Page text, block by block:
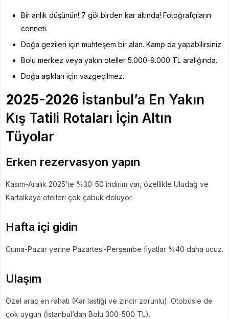
Bir anlık düşünün! 7 göl birden kar altında! Fotoğrafçıların
cenneti.
Doğa gezileri için muhteşem bir alan. Kamp da yapabilirsiniz.
Bolu merkez veya yakın oteller 5.000-9.000 TL aralığında.
Doğa aşıkları için vazgeçilmez.
2025-2026 İstanbul’a En Yakın
Kış Tatili Rotaları İçin Altın
Tüyolar
Erken rezervasyon yapın
Kasım-Aralık 2025’te %30-50 indirim var, özellikle Uludağ ve
Kartalkaya otelleri çok çabuk doluyor.
Hafta içi gidin
Cuma-Pazar yerine Pazartesi-Perşembe fiyatlar %40 daha ucuz.
Ulaşım
Özel araç en rahatı (Kar lastiği ve zincir zorunlu). Otobüsle de
çok uygun (İstanbul’dan Bolu 300-500 TL).